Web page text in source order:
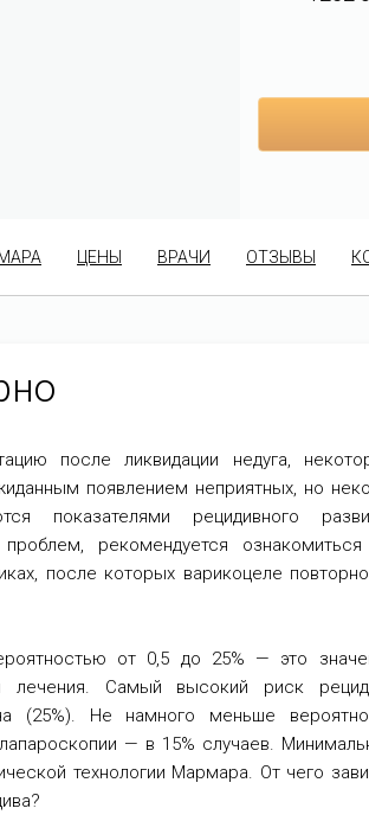
ЦЕНЫ ВРАЧИ ОТЗЫВЫ
после ликвидации недуга,
появлением неприятных, но
показателями рецидивного
рекомендуется
после которых варикоцеле
от 0,5 до 25% — это
лечения. Самый высокий риск
(25%). Не намного меньше
— в 15% случаев.
технологии Мармара. От чего